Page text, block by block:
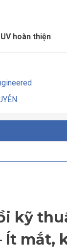
hoàn thiện
kỹ
Ít mắt,